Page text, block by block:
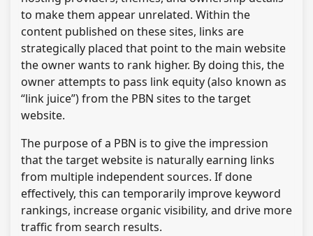
to make them appear unrelated. Within the
content published on these sites, links are
strategically placed that point to the main website
the owner wants to rank higher. By doing this, the
owner attempts to pass link equity (also known as
“link juice”) from the PBN sites to the target
website.
The purpose of a PBN is to give the impression
that the target website is naturally earning links
from multiple independent sources. If done
effectively, this can temporarily improve keyword
rankings, increase organic visibility, and drive more
traffic from search results.